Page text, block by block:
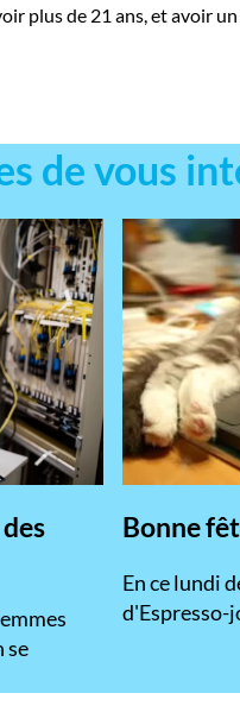
plus de 21 ans, et avoir
de vous
se
Bonne
En ce lundi
d'Espresso-